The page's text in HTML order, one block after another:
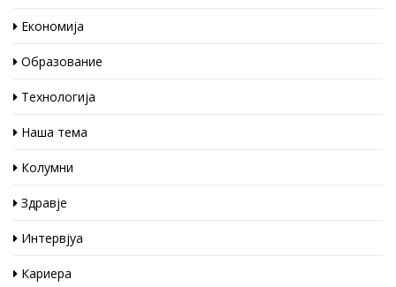
Економија
Образование
Технологија
Наша тема
Колумни
Здравје
Интервјуа
Кариера